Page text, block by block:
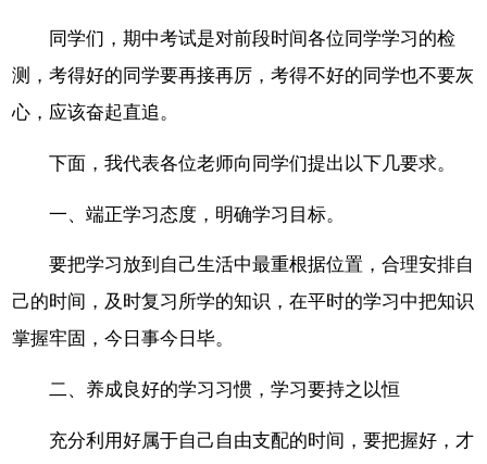
同学们，期中考试是对前段时间各位同学学习的检
测，考得好的同学要再接再厉，考得不好的同学也不要灰
心，应该奋起直追。
下面，我代表各位老师向同学们提出以下几要求。
一、端正学习态度，明确学习目标。
要把学习放到自己生活中最重根据位置，合理安排自
己的时间，及时复习所学的知识，在平时的学习中把知识
掌握牢固，今日事今日毕。
二、养成良好的学习习惯，学习要持之以恒
充分利用好属于自己自由支配的时间，要把握好，才